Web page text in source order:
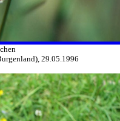
29.05.1996